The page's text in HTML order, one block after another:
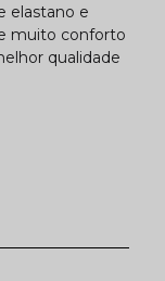
elastano e
muito conforto
qualidade